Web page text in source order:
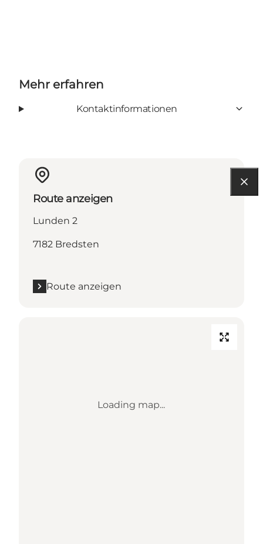
Mehr erfahren
Kontaktinformationen
Route anzeigen
Lunden 2
7182 Bredsten
Route anzeigen
Loading map...